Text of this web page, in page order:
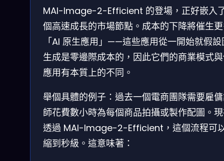
MAI-Image-2-Efficient 的登場，正好嵌入
個高速成長的市場節點。成本的下降將催生
「AI 原生應用」——這些應用從一開始就假
生成是零邊際成本的，因此它們的商業模式
應用有本質上的不同。
舉個具體的例子：過去一個電商團隊需要雇
師花費數小時為每個商品拍攝或製作配圖。
透過 MAI-Image-2-Efficient，這個流程可
縮到秒級。這意味著：